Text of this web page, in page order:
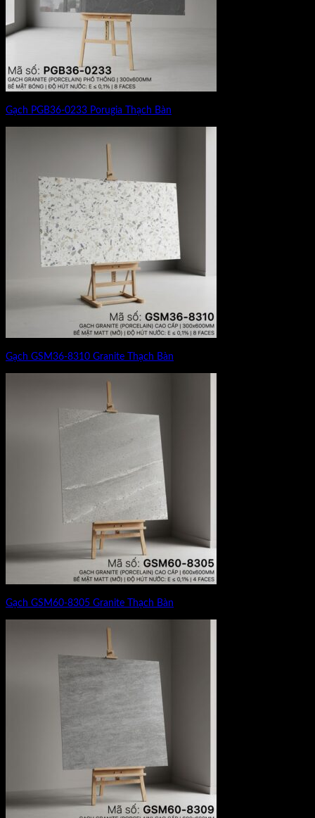
Gạch PGB36-0233 Porugia Thạch Bàn
Gạch GSM36-8310 Granite Thạch Bàn
Gạch GSM60-8305 Granite Thạch Bàn